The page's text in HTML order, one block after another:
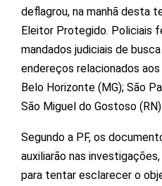
deflagrou, na manhã desta
Eleitor Protegido. Policiais
mandados judiciais de
endereços relacionados
Belo Horizonte (MG); São
São Miguel do Gostoso (RN).
Segundo a PF, os
auxiliarão nas
para tentar esclarecer o